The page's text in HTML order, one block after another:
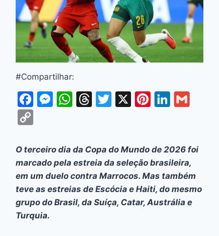
#Compartilhar:
F
e
b
o
o
k
M
s
e
n
g
er
W
s
A
p
p
T
a
d
s
T
er
X
Pi
e
st
Li
e
dI
n
l
p
y
Li
n
k
O terceiro dia da Copa do Mundo de 2026 foi
marcado pela estreia da seleção brasileira,
em um duelo contra Marrocos. Mas também
teve as estreias de Escócia e Haiti, do mesmo
grupo do Brasil, da Suíça, Catar, Austrália e
Turquia.